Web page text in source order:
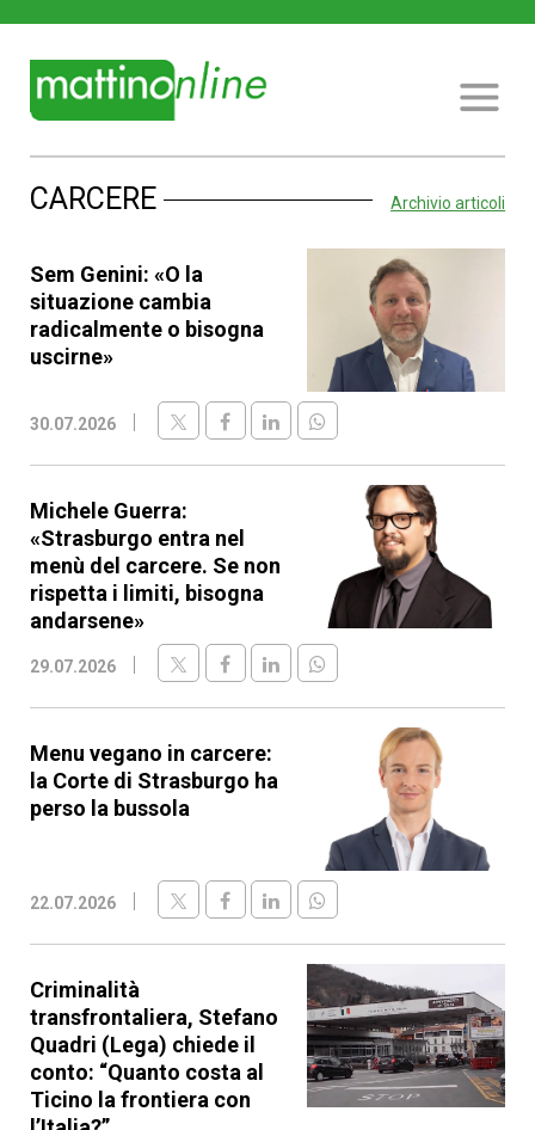
CARCERE Archivio articoli
Sem Genini: «O la
situazione cambia
radicalmente o bisogna
uscirne»
30.07.2026
Michele Guerra:
«Strasburgo entra nel
menù del carcere. Se non
rispetta i limiti, bisogna
andarsene»
29.07.2026
Menu vegano in carcere:
la Corte di Strasburgo ha
perso la bussola
22.07.2026
Criminalità
transfrontaliera, Stefano
Quadri (Lega) chiede il
conto: “Quanto costa al
Ticino la frontiera con